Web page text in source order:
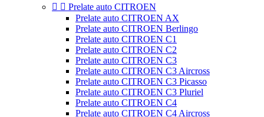
  Prelate auto CITROEN
Prelate auto CITROEN AX
Prelate auto CITROEN Berlingo
Prelate auto CITROEN C1
Prelate auto CITROEN C2
Prelate auto CITROEN C3
Prelate auto CITROEN C3 Aircross
Prelate auto CITROEN C3 Picasso
Prelate auto CITROEN C3 Pluriel
Prelate auto CITROEN C4
Prelate auto CITROEN C4 Aircross